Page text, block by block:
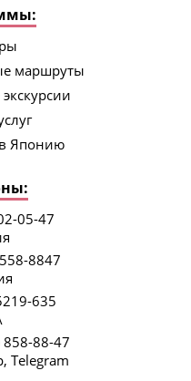
маршруты
Японию
05-47
8847
635
858-88-47
Telegram